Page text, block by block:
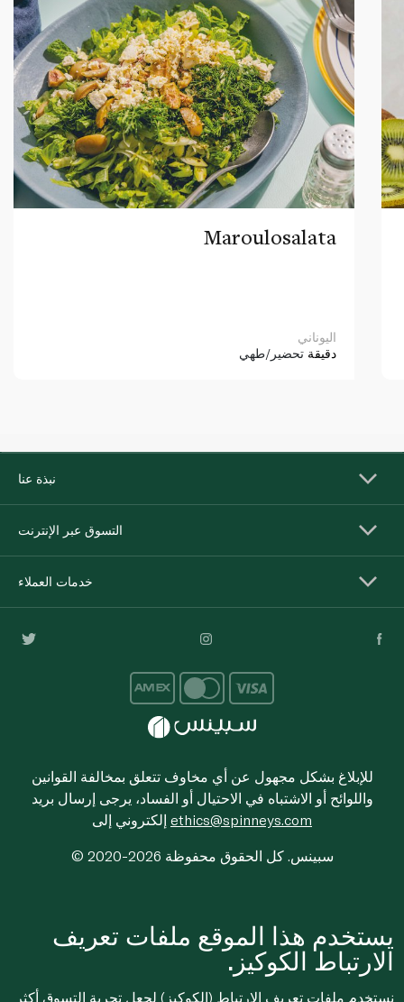
Maroulosalata
اليوناني
دقيقة تحضير/طهي
نبذة عنا
التسوق عبر الإنترنت
خدمات العملاء
للإبلاغ بشكل مجهول عن أي مخاوف تتعلق بمخالفة القوانين
واللوائح أو الاشتباه في الاحتيال أو الفساد، يرجى إرسال بريد
ethics@spinneys.com
© 2020-2026 سبينس. كل الحقوق محفوظة
يستخدم هذا الموقع ملفات تعريف
الارتباط الكوكيز.
نستخدم ملفات تعريف الارتباط (الكوكيز) لجعل تجربة التسوق أكثر